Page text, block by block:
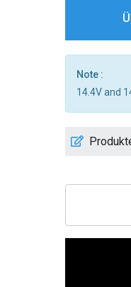
Note :
14.4V and